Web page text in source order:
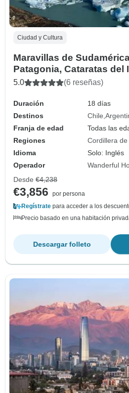
Ciudad y Cultura
Maravillas de
Patagonia, Cataratas del
Días - 4 Estrellas
5.0 (6 reseñas)
Duración
18 días
Destinos
Chile
Franja de edad
Todas las
Regiones
Cordillera
Idioma
Solo: Inglés
Operador
Wanderful
Desde €4,238
€3,856
por persona
Regístrate para acceder a los
Precio basado en una habitación
Descargar folleto